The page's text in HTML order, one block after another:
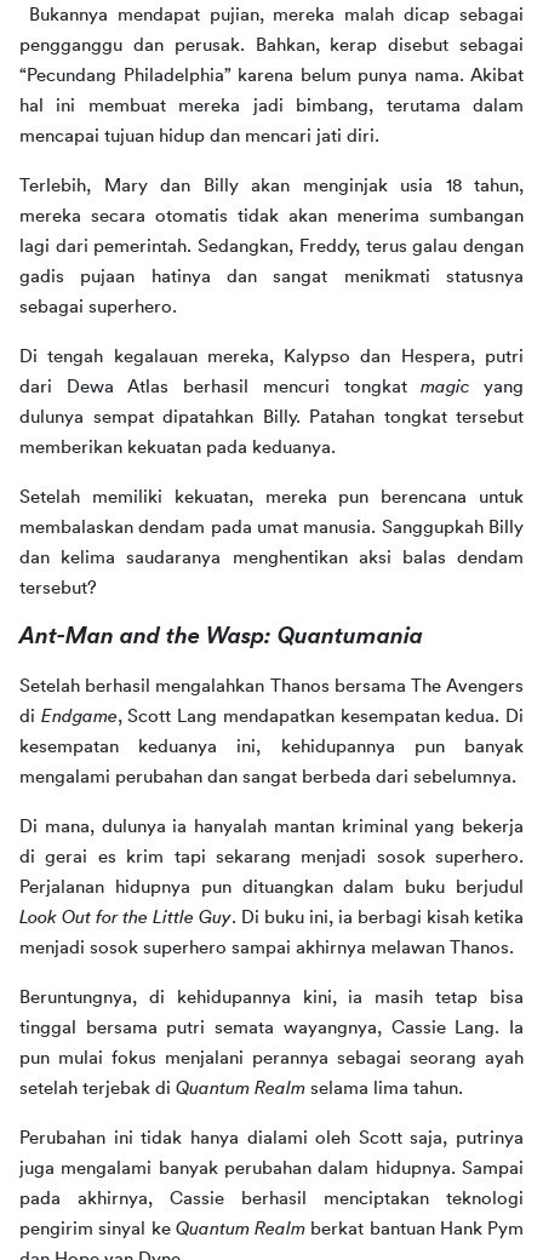
Bukannya mendapat pujian, mereka malah dicap sebagai
pengganggu dan perusak. Bahkan, kerap disebut sebagai
“Pecundang Philadelphia” karena belum punya nama. Akibat
hal ini membuat mereka jadi bimbang, terutama dalam
mencapai tujuan hidup dan mencari jati diri.
Terlebih, Mary dan Billy akan menginjak usia 18 tahun,
mereka secara otomatis tidak akan menerima sumbangan
lagi dari pemerintah. Sedangkan, Freddy, terus galau dengan
gadis pujaan hatinya dan sangat menikmati statusnya
sebagai superhero.
Di tengah kegalauan mereka, Kalypso dan Hespera, putri
dari Dewa Atlas berhasil mencuri tongkat magic yang
dulunya sempat dipatahkan Billy. Patahan tongkat tersebut
memberikan kekuatan pada keduanya.
Setelah memiliki kekuatan, mereka pun berencana untuk
membalaskan dendam pada umat manusia. Sanggupkah Billy
dan kelima saudaranya menghentikan aksi balas dendam
tersebut?
Ant-Man and the Wasp: Quantumania
Setelah berhasil mengalahkan Thanos bersama The Avengers
di Endgame, Scott Lang mendapatkan kesempatan kedua. Di
kesempatan keduanya ini, kehidupannya pun banyak
mengalami perubahan dan sangat berbeda dari sebelumnya.
Di mana, dulunya ia hanyalah mantan kriminal yang bekerja
di gerai es krim tapi sekarang menjadi sosok superhero.
Look Out for the Little Guy. Di buku ini, ia berbagi kisah ketika
menjadi sosok superhero sampai akhirnya melawan Thanos.
Beruntungnya, di kehidupannya kini, ia masih tetap bisa
tinggal bersama putri semata wayangnya, Cassie Lang. Ia
pun mulai fokus menjalani perannya sebagai seorang ayah
setelah terjebak di Quantum Realm selama lima tahun.
Perubahan ini tidak hanya dialami oleh Scott saja, putrinya
juga mengalami banyak perubahan dalam hidupnya. Sampai
pada akhirnya, Cassie berhasil menciptakan teknologi
pengirim sinyal ke Quantum Realm berkat bantuan Hank Pym